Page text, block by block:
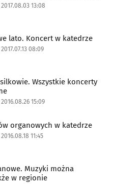
2017.08.03 13:08
lato. Koncert w katedrze
2017.07.13 08:09
Wszystkie koncerty
2016.08.26 15:09
organowych w katedrze
2016.08.18 11:45
Muzyki można
w regionie